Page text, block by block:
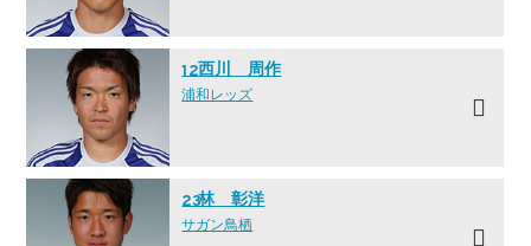
12
西川 周作
浦和レッズ
23
林 彰洋
サガン鳥栖